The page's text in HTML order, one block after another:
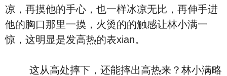
凉，再摸他的手心，也一样冰凉无比，再伸手进
他的胸口那里一摸，火烫的的触感让林小满一
惊，这明显是发高热的表xian。
这从高处摔下，还能摔出高热来？林小满略